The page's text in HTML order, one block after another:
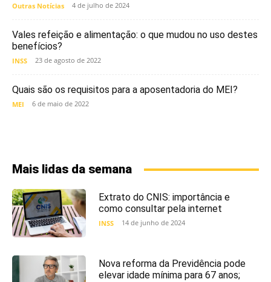
Outras Notícias 4 de julho de 2024
Vales refeição e alimentação: o que mudou no uso destes
benefícios?
INSS 23 de agosto de 2022
Quais são os requisitos para a aposentadoria do MEI?
MEI 6 de maio de 2022
Mais lidas da semana
Extrato do CNIS: importância e
como consultar pela internet
INSS 14 de junho de 2024
Nova reforma da Previdência pode
elevar idade mínima para 67 anos;